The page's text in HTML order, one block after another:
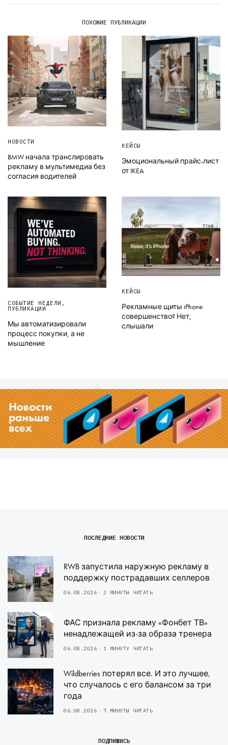
ПОХОЖИЕ ПУБЛИКАЦИИ
НОВОСТИ
BMW начала транслировать
рекламу в мультимедиа без
согласия водителей
КЕЙСЫ
Эмоциональный прайс-лист
от IKEA
СОБЫТИЕ НЕДЕЛИ ,
ПУБЛИКАЦИИ
Мы автоматизировали
процесс покупки, а не
мышление
КЕЙСЫ
Рекламные щиты iPhone:
совершенство? Нет,
слышали
ПОСЛЕДНИЕ НОВОСТИ
RWB запустила наружную рекламу в
поддержку пострадавших селлеров
06.08.2026 2 МИНУТЫ ЧИТАТЬ
ФАС признала рекламу «Фонбет ТВ»
ненадлежащей из-за образа тренера
06.08.2026 1 МИНУТУ ЧИТАТЬ
Wildberries потерял все. И это лучшее,
что случалось с его балансом за три
года
06.08.2026 7 МИНУТЫ ЧИТАТЬ
ПОДПИШИСЬ